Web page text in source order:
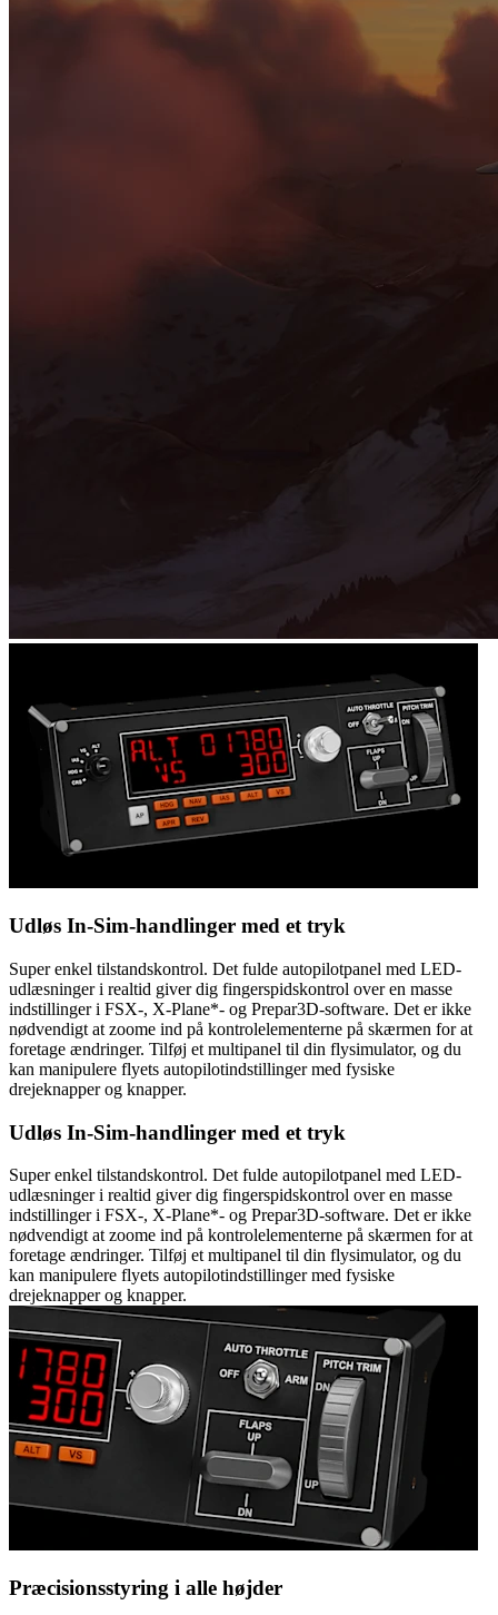
Udløs In-Sim-handlinger med et tryk
Super enkel tilstandskontrol. Det fulde autopilotpanel med LED-
udlæsninger i realtid giver dig fingerspidskontrol over en masse
indstillinger i FSX-, X-Plane*- og Prepar3D-software. Det er ikke
nødvendigt at zoome ind på kontrolelementerne på skærmen for at
foretage ændringer. Tilføj et multipanel til din flysimulator, og du
kan manipulere flyets autopilotindstillinger med fysiske
drejeknapper og knapper.
Udløs In-Sim-handlinger med et tryk
Super enkel tilstandskontrol. Det fulde autopilotpanel med LED-
udlæsninger i realtid giver dig fingerspidskontrol over en masse
indstillinger i FSX-, X-Plane*- og Prepar3D-software. Det er ikke
nødvendigt at zoome ind på kontrolelementerne på skærmen for at
foretage ændringer. Tilføj et multipanel til din flysimulator, og du
kan manipulere flyets autopilotindstillinger med fysiske
drejeknapper og knapper.
Præcisionsstyring i alle højder